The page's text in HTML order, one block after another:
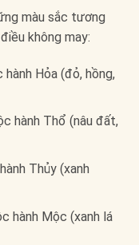
màu sắc tương
không may:
Hỏa (đỏ, hồng,
hành Thổ (nâu đất,
Thủy (xanh
hành Mộc (xanh lá